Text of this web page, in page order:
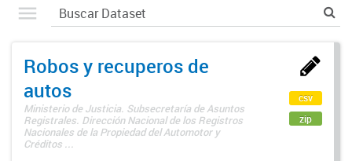
Robos y recuperos de
autos
Ministerio de Justicia. Subsecretaría de Asuntos
Registrales. Dirección Nacional de los Registros
Nacionales de la Propiedad del Automotor y
Créditos ...
csv
zip